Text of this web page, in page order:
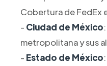
Cobertura de FedEx
- Ciudad de México
metropolitana y sus
- Estado de México